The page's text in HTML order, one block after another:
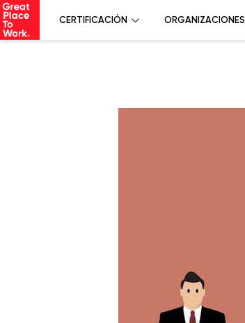
CERTIFICACIÓN ORGANIZACIONES